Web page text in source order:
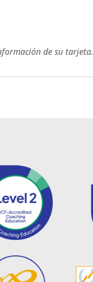
de su tarjeta.